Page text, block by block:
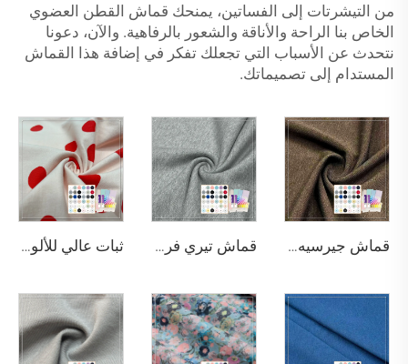
من التيشرتات إلى الفساتين، يمنحك قماش القطن العضوي
الخاص بنا الراحة والأناقة والشعور بالرفاهية. والآن، دعونا
نتحدث عن الأسباب التي تجعلك تفكر في إضافة هذا القماش
المستدام إلى تصميماتك.
قماش جيرسيه بوزن 290 جرام في المتر المربع ومكون من 63% بامبو و27% قطن عضوي و10% إلستين لامتصاص الرطوبة وللبنطلونات الرياضية والbras الرياضية قماش تيري فرنسي مريح وناعم بوزن 420 جرام في المتر المربع ومكون من 70% بامبو و30% قطن عضوي لصناعة السترات ذات الフود ثبات عالي للألوان 200 جم/م²، 95% قطن و5% سبانديكس نسيج جيرسي مطبوع مناسب لقمصان الأطفال